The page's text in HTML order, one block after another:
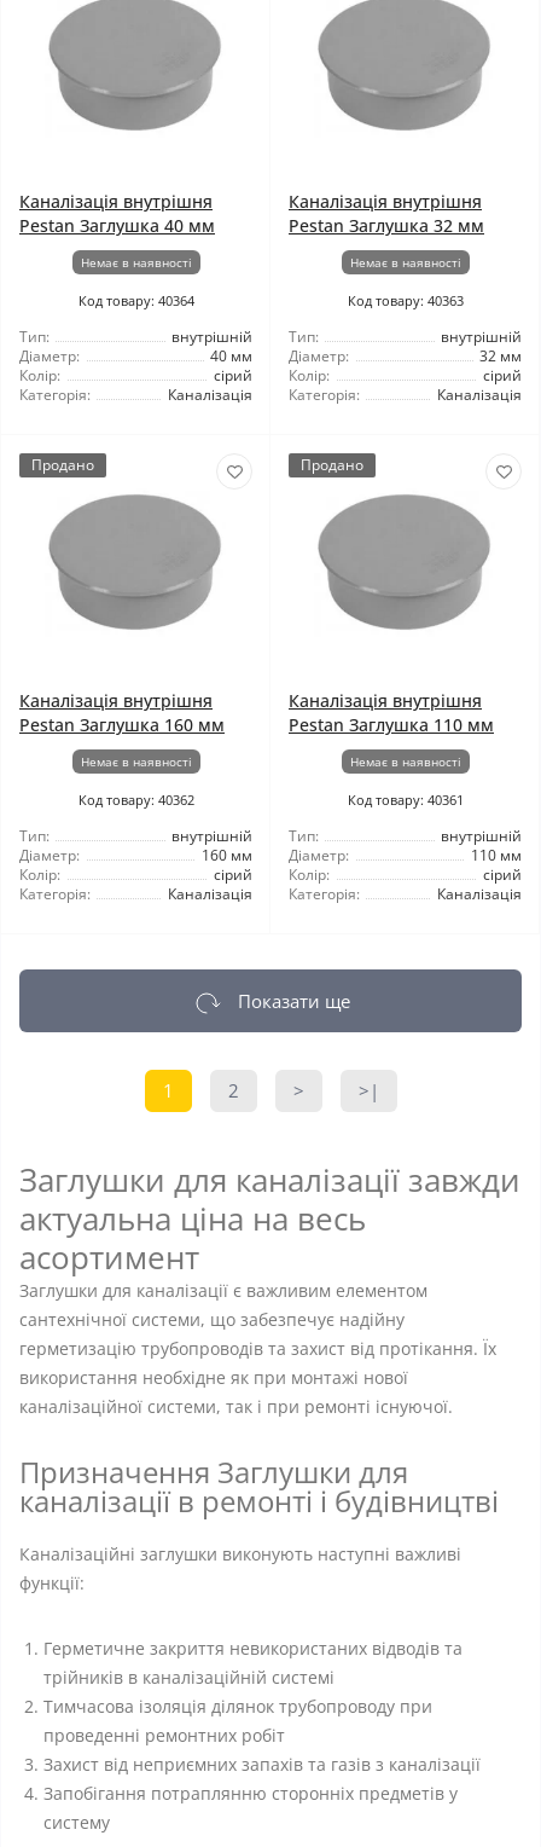
Каналізація внутрішня
Pestan Заглушка 40 мм
Немає в наявності
Код товару: 40364
Тип:
внутрішній
Діаметр:
40 мм
Колір:
сірий
Категорія:
Каналізація
Каналізація внутрішня
Pestan Заглушка 32 мм
Немає в наявності
Код товару: 40363
Тип:
внутрішній
Діаметр:
32 мм
Колір:
сірий
Категорія:
Каналізація
Продано
Каналізація внутрішня
Pestan Заглушка 160 мм
Немає в наявності
Код товару: 40362
Тип:
внутрішній
Діаметр:
160 мм
Колір:
сірий
Категорія:
Каналізація
Продано
Каналізація внутрішня
Pestan Заглушка 110 мм
Немає в наявності
Код товару: 40361
Тип:
внутрішній
Діаметр:
110 мм
Колір:
сірий
Категорія:
Каналізація
Показати ще
1 2 > >|
Заглушки для каналізації завжди
актуальна ціна на весь
асортимент
Заглушки для каналізації є важливим елементом
сантехнічної системи, що забезпечує надійну
герметизацію трубопроводів та захист від протікання. Їх
використання необхідне як при монтажі нової
каналізаційної системи, так і при ремонті існуючої.
Призначення Заглушки для
каналізації в ремонті і будівництві
Каналізаційні заглушки виконують наступні важливі
функції:
Герметичне закриття невикористаних відводів та
трійників в каналізаційній системі
Тимчасова ізоляція ділянок трубопроводу при
проведенні ремонтних робіт
Захист від неприємних запахів та газів з каналізації
Запобігання потраплянню сторонніх предметів у
систему